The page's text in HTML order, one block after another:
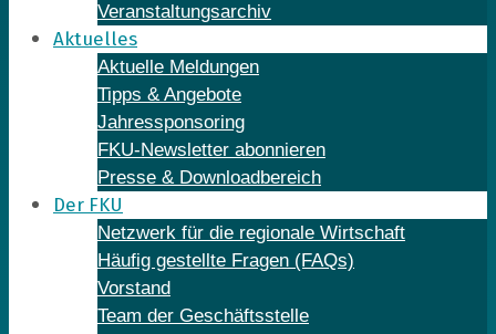
Veranstaltungsarchiv
Aktuelles
Aktuelle Meldungen
Tipps & Angebote
Jahressponsoring
FKU-Newsletter abonnieren
Presse & Downloadbereich
Der FKU
Netzwerk für die regionale Wirtschaft
Häufig gestellte Fragen (FAQs)
Vorstand
Team der Geschäftsstelle